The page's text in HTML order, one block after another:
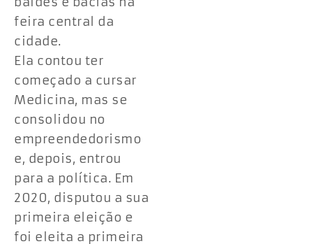
feira central da
cidade.
Ela contou ter
começado a cursar
Medicina, mas se
consolidou no
empreendedorismo
e, depois, entrou
para a política. Em
2020, disputou a sua
primeira eleição e
foi eleita a primeira